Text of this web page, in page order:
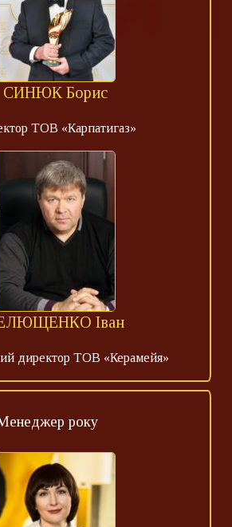
СИНЮК Борис
ТОВ «Карпатигаз»
Іван
директор ТОВ «Керамейя»
року